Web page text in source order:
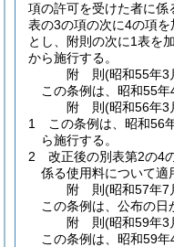
項の許可を受けた者に係
表の3の項の次に4の項
とし、附則の次に1表を
から施行する。
附 則(昭和55年3
この条例は、昭和55年
附 則(昭和56年3
1
この条例は、昭和56
ら施行する。
2
改正後の別表第2の4
係る使用料について適
附 則(昭和57年7
この条例は、公布の日
附 則(昭和59年3
この条例は、昭和59年